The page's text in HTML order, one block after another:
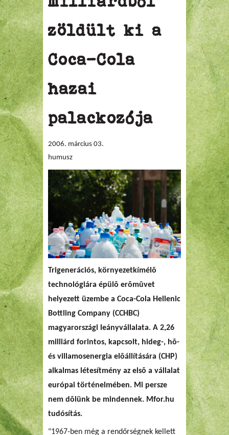
zöldült ki a
Coca-Cola
hazai
palackozója
2006. március 03.
humusz
Trigenerációs, környezetkímélõ
technológiára épülõ erõmûvet
helyezett üzembe a Coca-Cola Hellenic
Bottling Company (CCHBC)
magyarországi leányvállalata. A 2,26
milliárd forintos, kapcsolt, hideg-, hõ-
és villamosenergia elõállítására (CHP)
alkalmas létesítmény az elsõ a vállalat
európai történelmében. Mi persze
nem dõlünk be mindennek. Mfor.hu
tudósítás.
"1967-ben még a rendőrségnek kellett